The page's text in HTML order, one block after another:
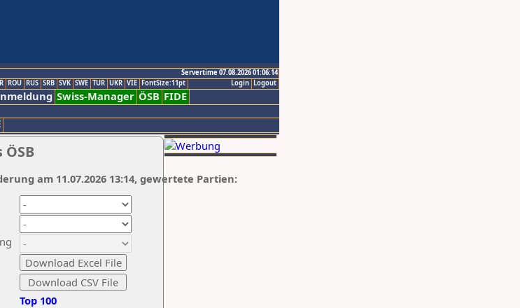
Servertime 07.08.2026 01:06:14
Logout
Login
ROU RUS SRB SVK SWE TUR UKR VIE FontSize:11pt
Swiss-Manager ÖSB FIDE
Top 100
am 11.07.2026 13:14, gewertete Partien: